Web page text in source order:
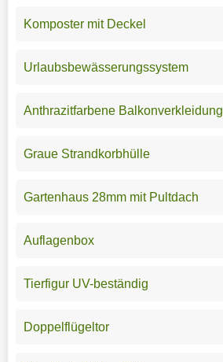
Komposter mit Deckel
Urlaubsbewässerungssystem
Anthrazitfarbene Balkonverkleidung
Graue Strandkorbhülle
Gartenhaus 28mm mit Pultdach
Auflagenbox
Tierfigur UV-beständig
Doppelflügeltor